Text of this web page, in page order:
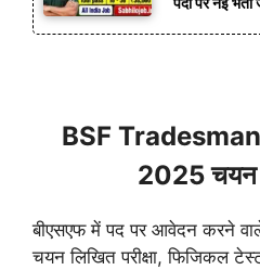
BSF
2025 चयन
बीएसएफ में पद पर आवेदन करने वाले
चयन लिखित परीक्षा, फिजिकल